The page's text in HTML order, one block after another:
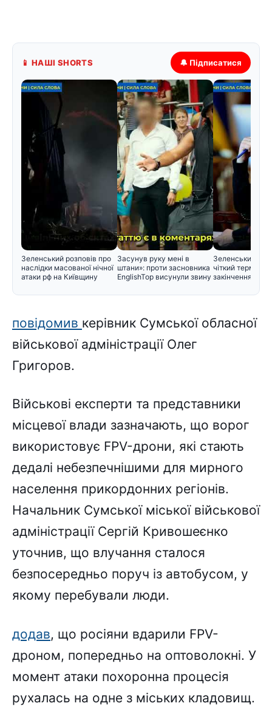
📱 НАШІ SHORTS 🔔 Підписатися
Зеленський розповів про
наслідки масованої нічної
атаки рф на Київщину
Засунув руку мені в
штани»: проти засновника
EnglishTop висунули звину
Зеленський
чіткий термін
закінчення війни
повідомив керівник Сумської обласної
військової адміністрації Олег
Григоров.
Військові експерти та представники
місцевої влади зазначають, що ворог
використовує FPV-дрони, які стають
дедалі небезпечнішими для мирного
населення прикордонних регіонів.
Начальник Сумської міської військової
адміністрації Сергій Кривошеєнко
уточнив, що влучання сталося
безпосередньо поруч із автобусом, у
якому перебували люди.
додав, що росіяни вдарили FPV-
дроном, попередньо на оптоволокні. У
момент атаки похоронна процесія
рухалась на одне з міських кладовищ.